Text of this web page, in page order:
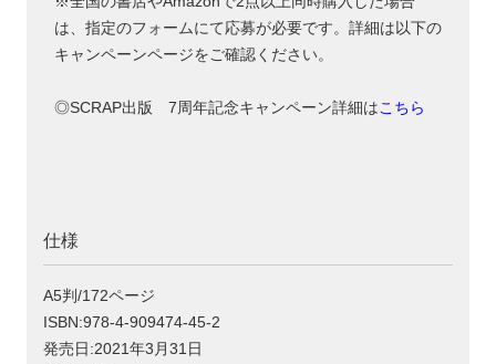
は、指定のフォームにて応募が必要です。詳細は以下の
キャンペーンページをご確認ください。
◎SCRAP出版 7周年記念キャンペーン詳細はこちら
仕様
A5判/172ページ
ISBN:978-4-909474-45-2
発売日:2021年3月31日